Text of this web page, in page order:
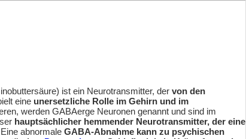
ist ein Neurotransmitter, der von den
eine unersetzliche Rolle im Gehirn und im
werden GABAerge Neuronen genannt und sind im
hauptsächlicher hemmender Neurotransmitter, der eine
Eine abnormale GABA-Abnahme kann zu psychischen